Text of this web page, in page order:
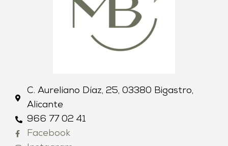
C. Aureliano Díaz, 25, 03380 Bigastro,
Alicante
966 77 02 41
Facebook